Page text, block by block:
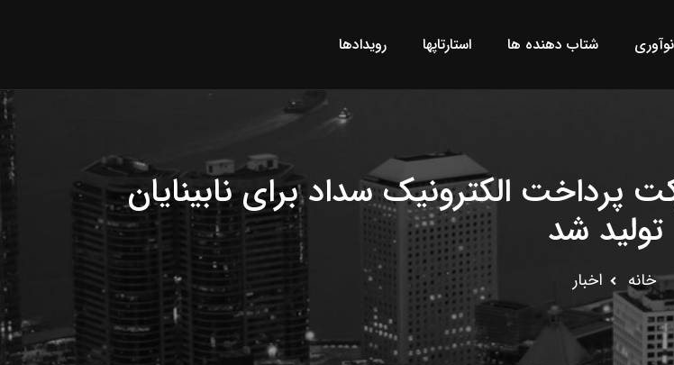
شتاب دهنده ها استارتاپها رویدادها
الکترونیک سداد برای نابینایان
تولید شد
خانه اخبار